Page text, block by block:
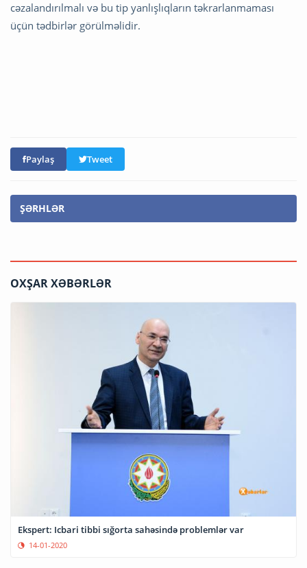
cəzalandırılmalı və bu tip yanlışlıqların təkrarlanmaması
üçün tədbirlər görülməlidir.
Paylaş Tweet
ŞƏRHLƏR
OXŞAR XƏBƏRLƏR
Ekspert: Icbari tibbi sığorta sahəsində problemlər var
14-01-2020